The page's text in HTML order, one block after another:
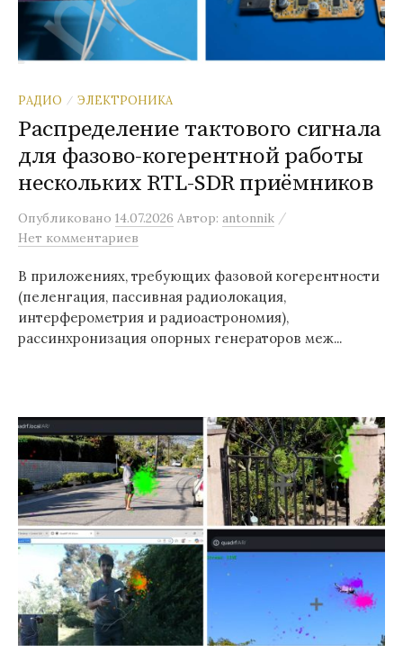
РАДИО / ЭЛЕКТРОНИКА
Распределение тактового сигнала
для фазово-когерентной работы
нескольких RTL-SDR приёмников
Опубликовано 14.07.2026 Автор: antonnik /
Нет комментариев
В приложениях, требующих фазовой когерентности
(пеленгация, пассивная радиолокация,
интерферометрия и радиоастрономия),
рассинхронизация опорных генераторов меж...